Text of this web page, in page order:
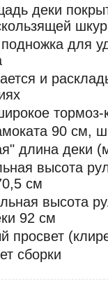
деки
для
и
тормоз-
90 см,
длина деки
высота
см
высота
92 см
просвет
сборки